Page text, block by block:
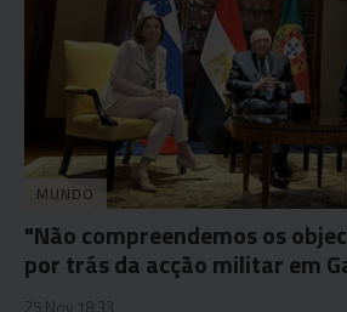
MUNDO
"Não compreendemos os
por trás da acção militar em
25 Nov 18:33